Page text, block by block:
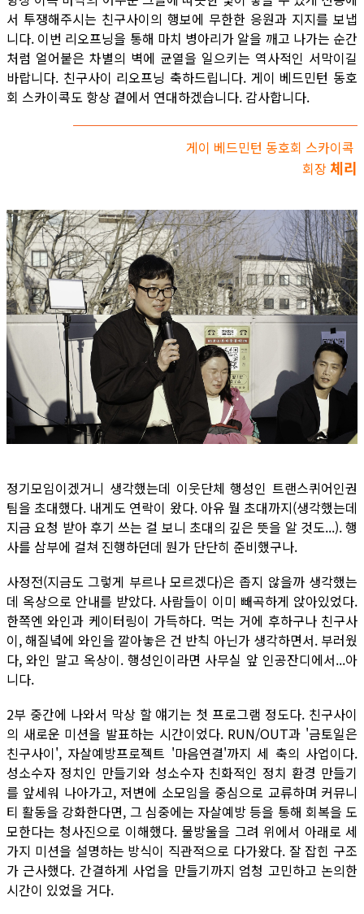
서 투쟁해주시는 친구사이의 행보에 무한한 응원과 지지를 보냅
니다. 이번 리오프닝을 통해 마치 병아리가 알을 깨고 나가는 순간
처럼 얼어붙은 차별의 벽에 균열을 일으키는 역사적인 서막이길
바랍니다. 친구사이 리오프닝 축하드립니다. 게이 베드민턴 동호
회 스카이콕도 항상 곁에서 연대하겠습니다. 감사합니다.
게이 베드민턴 동호회 스카이콕
회장체리
정기모임이겠거니 생각했는데 이웃단체 행성인 트랜스퀴어인권
팀을 초대했다. 내게도 연락이 왔다. 아유 뭘 초대까지(생각했는데
지금 요청 받아 후기 쓰는 걸 보니 초대의 깊은 뜻을 알 것도...). 행
사를 삼부에 걸쳐 진행하던데 뭔가 단단히 준비했구나.
사정전(지금도 그렇게 부르나 모르겠다)은 좁지 않을까 생각했는
데 옥상으로 안내를 받았다. 사람들이 이미 빼곡하게 앉아있었다.
한쪽엔 와인과 케이터링이 가득하다. 먹는 거에 후하구나 친구사
이, 해질녘에 와인을 깔아놓은 건 반칙 아닌가 생각하면서. 부러웠
다, 와인 말고 옥상이. 행성인이라면 사무실 앞 인공잔디에서...아
니다.
2부 중간에 나와서 막상 할 얘기는 첫 프로그램 정도다. 친구사이
의 새로운 미션을 발표하는 시간이었다. RUN/OUT과 '금토일은
친구사이', 자살예방프로젝트 '마음연결'까지 세 축의 사업이다.
성소수자 정치인 만들기와 성소수자 친화적인 정치 환경 만들기
를 앞세워 나아가고, 저변에 소모임을 중심으로 교류하며 커뮤니
티 활동을 강화한다면, 그 심중에는 자살예방 등을 통해 회복을 도
모한다는 청사진으로 이해했다. 물방울을 그려 위에서 아래로 세
가지 미션을 설명하는 방식이 직관적으로 다가왔다. 잘 잡힌 구조
가 근사했다. 간결하게 사업을 만들기까지 엄청 고민하고 논의한
시간이 있었을 거다.